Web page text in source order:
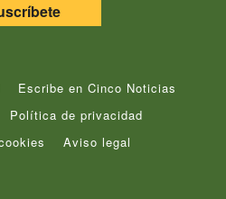
Escribe en Cinco Noticias
Política de privacidad
Aviso legal